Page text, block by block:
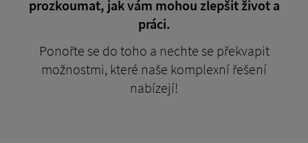
prozkoumat, jak vám mohou zlepšit život a
práci.
Ponořte se do toho a nechte se překvapit
možnostmi, které naše komplexní řešení
nabízejí!